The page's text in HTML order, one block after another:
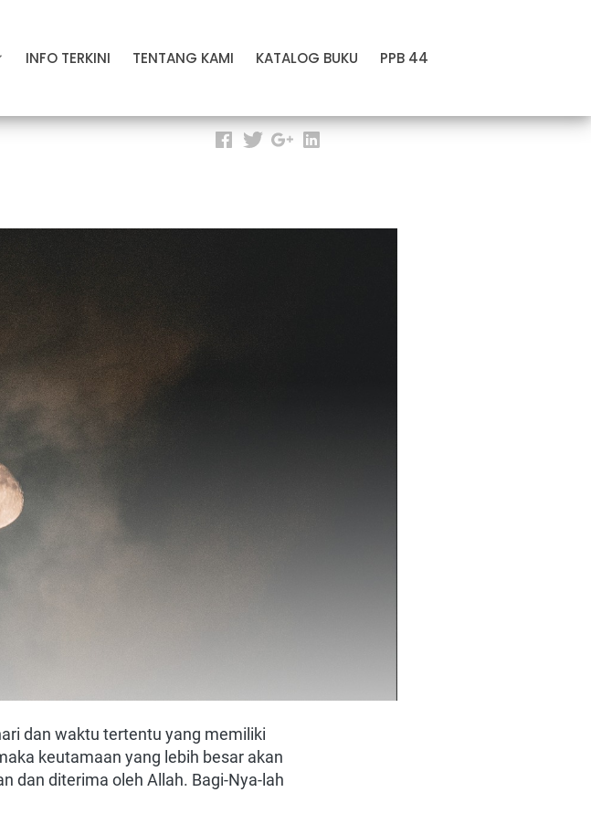
INFO TERKINI TENTANG KAMI KATALOG BUKU PPB 44
dan waktu tertentu yang memiliki
keutamaan yang lebih besar akan
dan diterima oleh Allah. Bagi-Nya-lah